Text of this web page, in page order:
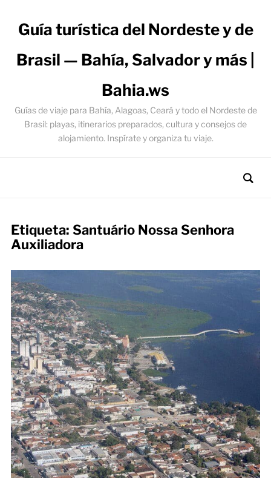
Guía turística del Nordeste y de
Brasil — Bahía, Salvador y más |
Bahia.ws
Guías de viaje para Bahía, Alagoas, Ceará y todo el Nordeste de
Brasil: playas, itinerarios preparados, cultura y consejos de
alojamiento. Inspírate y organiza tu viaje.
Etiqueta: Santuário Nossa Senhora
Auxiliadora